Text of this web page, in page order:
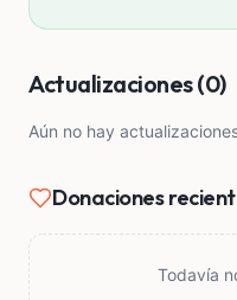
Actualizaciones (0)
Aún no hay
Donaciones
Todavía